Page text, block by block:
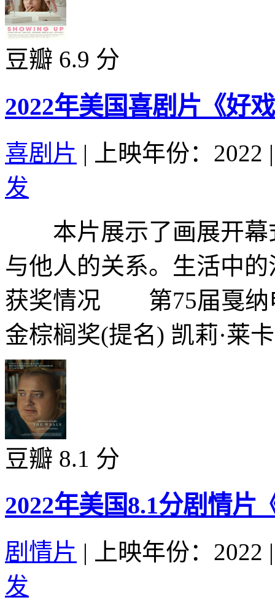
豆瓣 6.9 分
2022年美国喜剧片《好
喜剧片 | 上映年份：2022 |
发
本片展示了画展开幕
与他人的关系。生活中
获奖情况 第75届戛
金棕榈奖(提名) 凯莉·莱
豆瓣 8.1 分
2022年美国8.1分剧情片
剧情片 | 上映年份：2022 |
发